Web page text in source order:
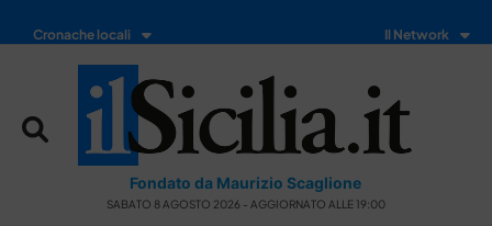
Cronache locali Il Network
Fondato da Maurizio Scaglione
SABATO 8 AGOSTO 2026 - AGGIORNATO ALLE 19:00